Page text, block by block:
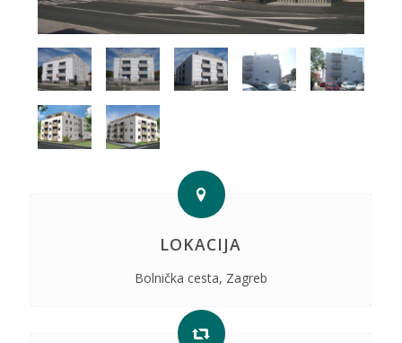
LOKACIJA
Bolnička cesta, Zagreb